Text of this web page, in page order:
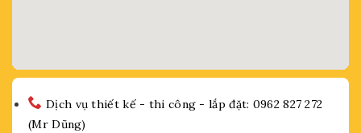
Dịch vụ thiết kế - thi công - lắp đặt: 0962 827 272
(Mr Dũng)